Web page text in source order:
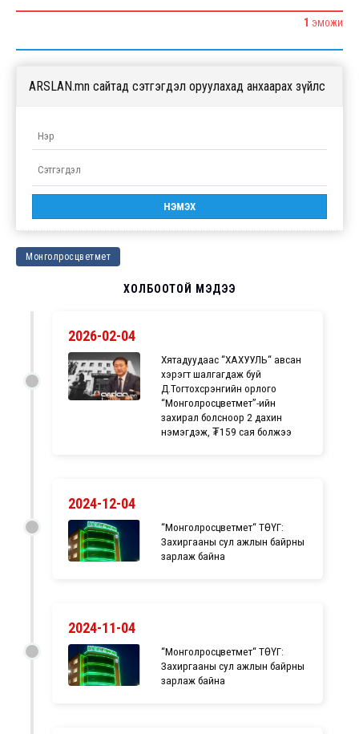
1 ЭМОЖИ
ARSLAN.mn сайтад сэтгэгдэл оруулахад анхаарах зүйлс
Монголросцветмет
ХОЛБООТОЙ МЭДЭЭ
2026-02-04
Хятадуудаас “ХАХУУЛЬ“ авсан
хэрэгт шалгагдаж буй
Д.Тогтохсүрэнгийн орлого
“Монголросцветмет”-ийн
захирал болсноор 2 дахин
нэмэгдэж, ₮159 сая болжээ
2024-12-04
“Монголросцветмет“ ТӨҮГ:
Захиргааны сул ажлын байрны
зарлаж байна
2024-11-04
“Монголросцветмет“ ТӨҮГ:
Захиргааны сул ажлын байрны
зарлаж байна